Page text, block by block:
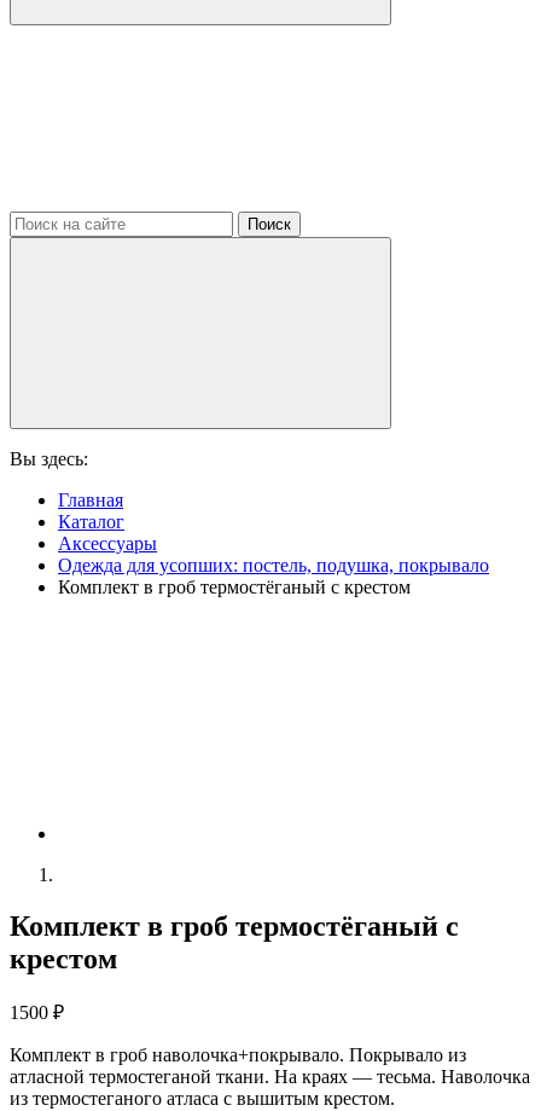
Поиск
Вы здесь:
Главная
Каталог
Аксессуары
Одежда для усопших: постель, подушка, покрывало
Комплект в гроб термостёганый с крестом
Комплект в гроб термостёганый с
крестом
1500 ₽
Комплект в гроб наволочка+покрывало. Покрывало из
атласной термостеганой ткани. На краях — тесьма. Наволочка
из термостеганого атласа с вышитым крестом.